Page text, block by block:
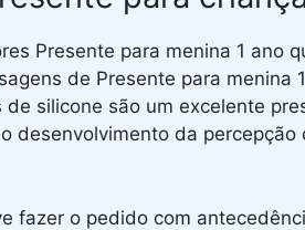
Presente para menina 1 ano
de Presente para menina
de silicone são um excelente
desenvolvimento da
fazer o pedido com